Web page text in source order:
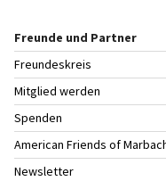
Freunde und Partner
Freundeskreis
Mitglied werden
Spenden
American Friends of
Newsletter